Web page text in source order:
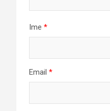
Ime *
Email *